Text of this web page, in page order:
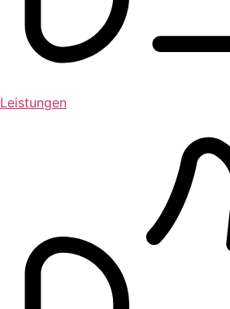
Leistungen